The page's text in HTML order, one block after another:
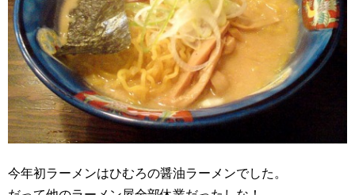
今年初ラーメンはひむろの醤油ラーメンでした。